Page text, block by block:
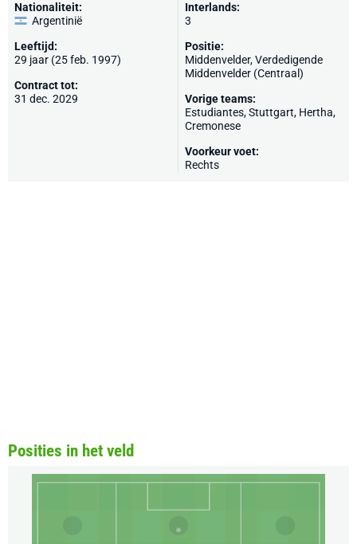
Nationaliteit:
Argentinië
Leeftijd:
29 jaar (25 feb. 1997)
Contract tot:
31 dec. 2029
Interlands:
3
Positie:
Middenvelder, Verdedigende
Middenvelder (Centraal)
Vorige teams:
Estudiantes,Stuttgart, Hertha,
Cremonese
Voorkeur voet:
Rechts
Posities in het veld